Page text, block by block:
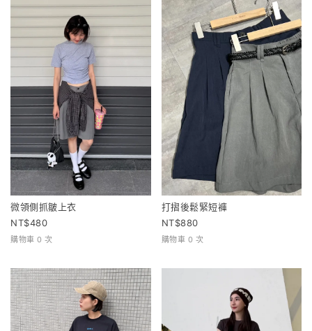
微領側抓皺上衣
480
購物車 0 次
打摺後鬆緊短褲
880
購物車 0 次